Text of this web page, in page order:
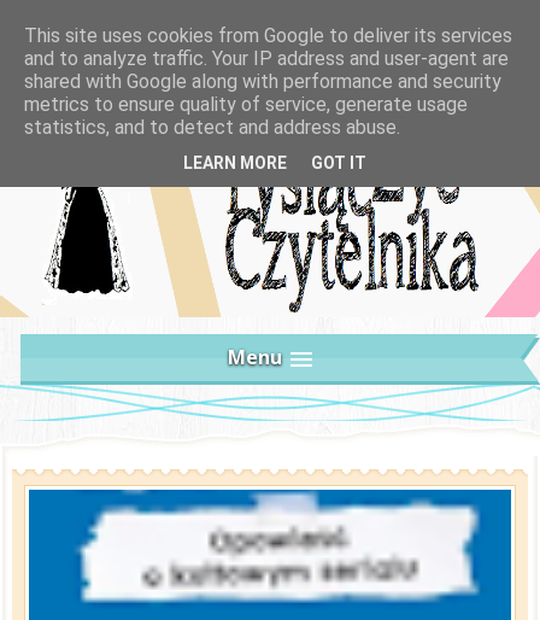
Menu
This site uses cookies from Google to deliver its services
and to analyze traffic. Your IP address and user-agent are
shared with Google along with performance and security
metrics to ensure quality of service, generate usage
statistics, and to detect and address abuse.
LEARN MORE GOT IT